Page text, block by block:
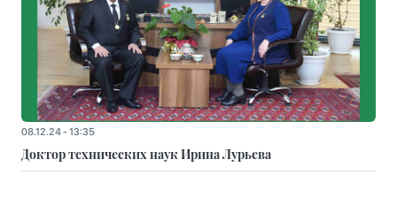
08.12.24 - 13:35
Доктор технических наук Ирина Лурьева